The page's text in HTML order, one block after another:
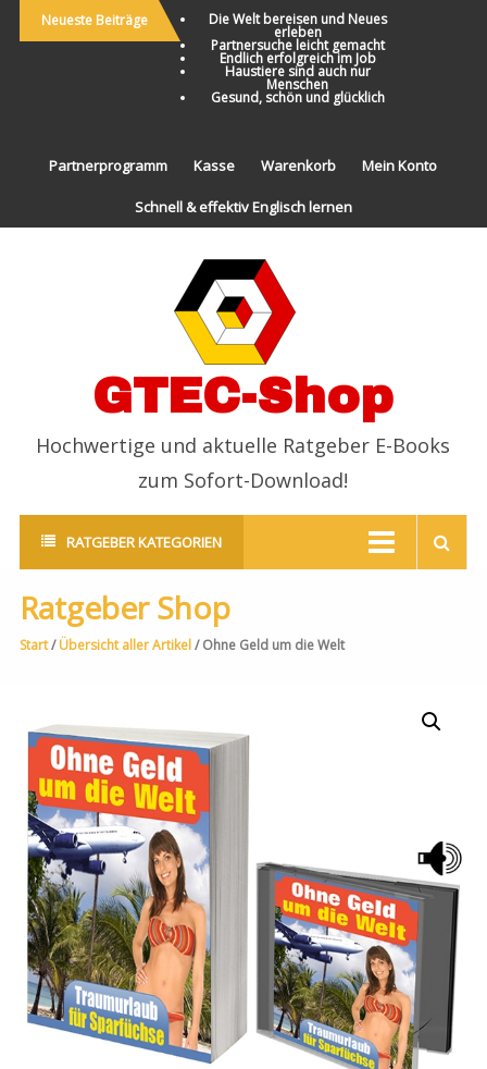
Neueste Beiträge Die Welt bereisen und Neues
erleben
Partnersuche leicht gemacht
Endlich erfolgreich im Job
Haustiere sind auch nur
Menschen
Gesund, schön und glücklich
Partnerprogramm Kasse Warenkorb Mein Konto
Schnell & effektiv Englisch lernen
GTEC-Shop
Hochwertige und aktuelle Ratgeber E-Books
zum Sofort-Download!
RATGEBER KATEGORIEN
Ratgeber Shop
Start/Übersicht aller Artikel/ Ohne Geld um die Welt